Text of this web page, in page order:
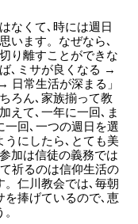
なくて､時には週日
います。なぜなら､
り離すことができな
､ミサが良くなる →
常生活が深まる」
ろん､家族揃って教
えて､一年に一回､ま
回､一つの週日を選
うにしたら､とても美
加は信徒の義務では
祈るのは信仰生活の
仁川教会では､毎朝
を捧げているので､恵